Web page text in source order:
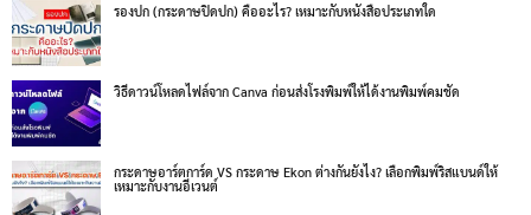
รองปก (กระดาษปิดปก) คืออะไร? เหมาะกับหนังสือประเภทใด
วิธีดาวน์โหลดไฟล์จาก Canva ก่อนส่งโรงพิมพ์ให้ได้งานพิมพ์คมชัด
กระดาษอาร์ตการ์ด VS กระดาษ Ekon ต่างกันยังไง? เลือกพิมพ์ริสแบนด์ให้
เหมาะกับงานอีเวนต์